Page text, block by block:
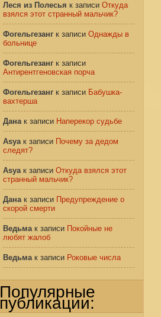
Леся из Полесья к записи Откуда
взялся этот странный мальчик?
Фогельгезанг к записи Однажды в
больнице
Фогельгезанг к записи
Антирентгеновская порча
Фогельгезанг к записи Бабушка-
вахтерша
Данак записи Наперекор судьбе
Asyaк записи Почему за дедом
следят?
Asyaк записи Откуда взялся этот
странный мальчик?
Данак записи Предупреждение о
скорой смерти
Ведьмак записи Покойные не
любят жалоб
Ведьмак записи Роковые числа
Популярные
публикации: